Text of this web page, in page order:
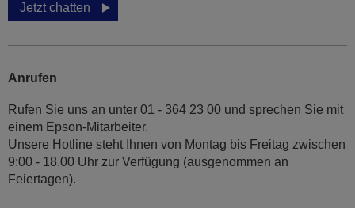
Jetzt chatten
Anrufen
Rufen Sie uns an unter 01 - 364 23 00 und sprechen Sie mit
einem Epson-Mitarbeiter.
Unsere Hotline steht Ihnen von Montag bis Freitag zwischen
9:00 - 18.00 Uhr zur Verfügung (ausgenommen an
Feiertagen).